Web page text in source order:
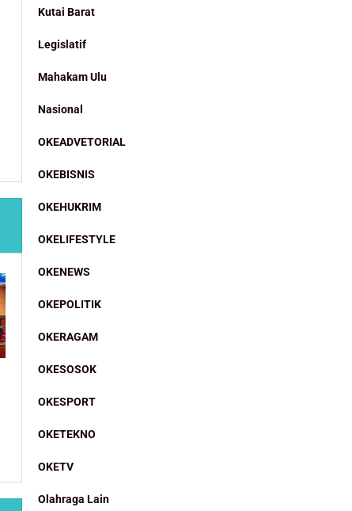
Kutai Barat
Legislatif
Mahakam Ulu
Nasional
OKEADVETORIAL
OKEBISNIS
OKEHUKRIM
OKELIFESTYLE
OKENEWS
OKEPOLITIK
OKERAGAM
OKESOSOK
OKESPORT
OKETEKNO
OKETV
Olahraga Lain